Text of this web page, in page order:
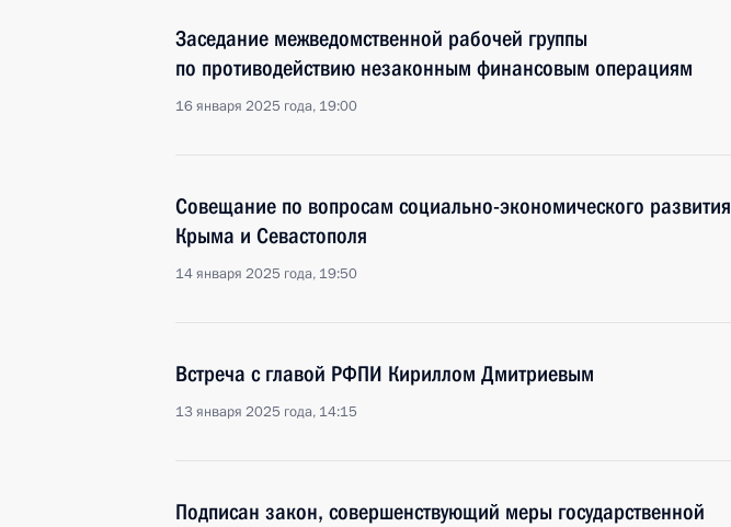
Заседание межведомственной рабочей группы
по противодействию незаконным финансовым операциям
16 января 2025 года, 19:00
Совещание по вопросам социально-экономического развития
Крыма и Севастополя
14 января 2025 года, 19:50
Встреча с главой РФПИ Кириллом Дмитриевым
13 января 2025 года, 14:15
Подписан закон, совершенствующий меры государственной